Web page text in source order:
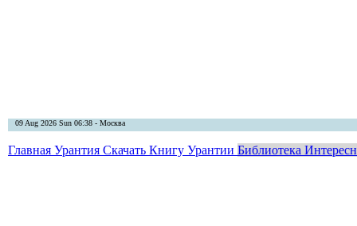
09 Aug 2026 Sun 06:38 - Москва
Главная Урантия Скачать Книгу Урантии Библиотека